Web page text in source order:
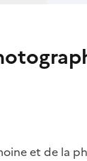
et de la